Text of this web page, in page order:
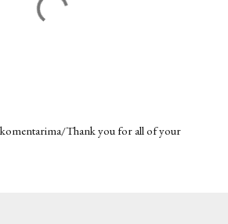
Thank you for all of your